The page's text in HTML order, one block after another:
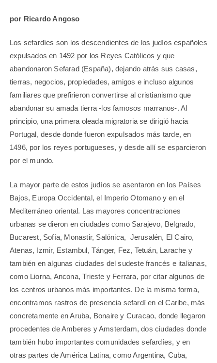
por Ricardo Angoso
Los sefardíes son los descendientes de los judíos españoles
expulsados en 1492 por los Reyes Católicos y que
abandonaron Sefarad (España), dejando atrás sus casas,
tierras, negocios, propiedades, amigos e incluso algunos
familiares que prefirieron convertirse al cristianismo que
abandonar su amada tierra -los famosos marranos-. Al
principio, una primera oleada migratoria se dirigió hacia
Portugal, desde donde fueron expulsados más tarde, en
1496, por los reyes portugueses, y desde allí se esparcieron
por el mundo.
La mayor parte de estos judíos se asentaron en los Países
Bajos, Europa Occidental, el Imperio Otomano y en el
Mediterráneo oriental. Las mayores concentraciones
urbanas se dieron en ciudades como Sarajevo, Belgrado,
Bucarest, Sofía, Monastir, Salónica, Jerusalén, El Cairo,
Atenas, Izmir, Estambul, Tánger, Fez, Tetuán, Larache y
también en algunas ciudades del sudeste francés e italianas,
como Liorna, Ancona, Trieste y Ferrara, por citar algunos de
los centros urbanos más importantes. De la misma forma,
encontramos rastros de presencia sefardí en el Caribe, más
concretamente en Aruba, Bonaire y Curacao, donde llegaron
procedentes de Amberes y Amsterdam, dos ciudades donde
también hubo importantes comunidades sefardíes, y en
otras partes de América Latina, como Argentina, Cuba,